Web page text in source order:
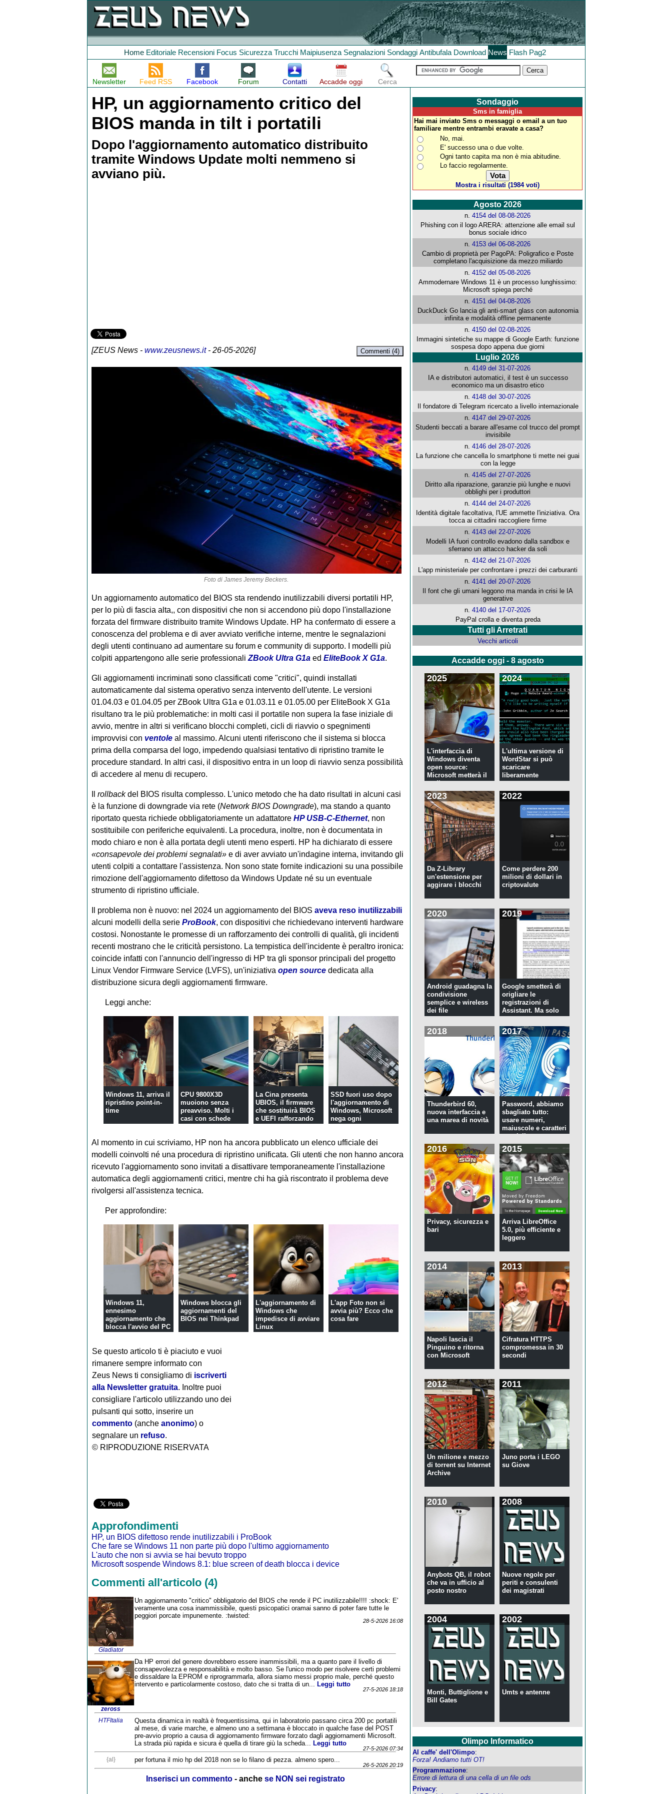
Home Editoriale Recensioni Focus Sicurezza Trucchi Maipiusenza Segnalazioni Sondaggi Antibufala Download News Flash Pag2
Newsletter Feed RSS Facebook Forum Contatti Accadde oggi Cerca
HP, un aggiornamento critico del
BIOS manda in tilt i portatili
Dopo l'aggiornamento automatico distribuito
tramite Windows Update molti nemmeno si
avviano più.
[ZEUS News- www.zeusnews.it- 26-05-2026] Commenti (4)
Foto di James Jeremy Beckers.
Un aggiornamento automatico del BIOS sta rendendo inutilizzabili diversi portatili HP,
per lo più di fascia alta,, con dispositivi che non si accendono più dopo l'installazione
forzata del firmware distribuito tramite Windows Update. HP ha confermato di essere a
conoscenza del problema e di aver avviato verifiche interne, mentre le segnalazioni
degli utenti continuano ad aumentare su forum e community di supporto. I modelli più
colpiti appartengono alle serie professionali ZBook Ultra G1aed EliteBook X G1a.
Gli aggiornamenti incriminati sono classificati come "critici", quindi installati
automaticamente dal sistema operativo senza intervento dell'utente. Le versioni
01.04.03 e 01.04.05 per ZBook Ultra G1a e 01.03.11 e 01.05.00 per EliteBook X G1a
risultano tra le più problematiche: in molti casi il portatile non supera la fase iniziale di
avvio, mentre in altri si verificano blocchi completi, cicli di riavvio o spegnimenti
improvvisi con ventoleal massimo. Alcuni utenti riferiscono che il sistema si blocca
prima della comparsa del logo, impedendo qualsiasi tentativo di ripristino tramite le
procedure standard. In altri casi, il dispositivo entra in un loop di riavvio senza possibilità
di accedere al menu di recupero.
rollbackdel BIOS risulta complesso. L'unico metodo che ha dato risultati in alcuni casi
è la funzione di downgrade via rete (Network BIOS Downgrade), ma stando a quanto
riportato questa richiede obbligatoriamente un adattatore HP USB‑C-Ethernet, non
sostituibile con periferiche equivalenti. La procedura, inoltre, non è documentata in
modo chiaro e non è alla portata degli utenti meno esperti. HP ha dichiarato di essere
«consapevole dei problemi segnalati»e di aver avviato un'indagine interna, invitando gli
utenti colpiti a contattare l'assistenza. Non sono state fornite indicazioni su una possibile
rimozione dell'aggiornamento difettoso da Windows Update né su un eventuale
strumento di ripristino ufficiale.
Il problema non è nuovo: nel 2024 un aggiornamento del BIOS aveva reso inutilizzabili
alcuni modelli della serie ProBook, con dispositivi che richiedevano interventi hardware
costosi. Nonostante le promesse di un rafforzamento dei controlli di qualità, gli incidenti
recenti mostrano che le criticità persistono. La tempistica dell'incidente è peraltro ironica:
coincide infatti con l'annuncio dell'ingresso di HP tra gli sponsor principali del progetto
Linux Vendor Firmware Service (LVFS), un'iniziativa open sourcededicata alla
distribuzione sicura degli aggiornamenti firmware.
Leggi anche:
Windows 11, arriva il
ripristino point-in-
time
CPU 9800X3D
muoiono senza
preavviso. Molti i
casi con schede
La Cina presenta
UBIOS, il firmware
che sostituirà BIOS
e UEFI rafforzando
SSD fuori uso dopo
l'aggiornamento di
Windows, Microsoft
nega ogni
Al momento in cui scriviamo, HP non ha ancora pubblicato un elenco ufficiale dei
modelli coinvolti né una procedura di ripristino unificata. Gli utenti che non hanno ancora
ricevuto l'aggiornamento sono invitati a disattivare temporaneamente l'installazione
automatica degli aggiornamenti critici, mentre chi ha già riscontrato il problema deve
rivolgersi all'assistenza tecnica.
Per approfondire:
Windows 11,
ennesimo
aggiornamento che
blocca l'avvio del PC
Windows blocca gli
aggiornamenti del
BIOS nei Thinkpad
L'aggiornamento di
Windows che
impedisce di avviare
Linux
L'app Foto non si
avvia più? Ecco che
cosa fare
Se questo articolo ti è piaciuto e vuoi
rimanere sempre informato con
Zeus News ti consigliamo di iscriverti
alla Newsletter gratuita. Inoltre puoi
consigliare l'articolo utilizzando uno dei
pulsanti qui sotto, inserire un
commento(anche anonimo) o
segnalare un refuso.
© RIPRODUZIONE RISERVATA
Approfondimenti
HP, un BIOS difettoso rende inutilizzabili i ProBook
Che fare se Windows 11 non parte più dopo l'ultimo aggiornamento
L'auto che non si avvia se hai bevuto troppo
Microsoft sospende Windows 8.1: blue screen of death blocca i device
Commenti all'articolo (4)
Gladiator
Un aggiornamento "critico" obbligatorio del BIOS che rende il PC inutilizzabile!!!! :shock: E'
veramente una cosa inammissibile, questi psicopatici oramai sanno di poter fare tutte le
peggiori porcate impunemente. :twisted:
28-5-2026 16:08
zeross
Da HP errori del genere dovrebbero essere inammissibili, ma a quanto pare il livello di
consapevolezza e responsabilità e molto basso. Se l'unico modo per risolvere certi problemi
e dissaldare la EPROM e riprogrammarla, allora siamo messi proprio male, perché questo
intervento e particolarmente costoso, dato che si tratta di un... Leggi tutto
27-5-2026 18:18
HTFItalia
Questa dinamica in realtà è frequentissima, qui in laboratorio passano circa 200 pc portatili
al mese, di varie marche, e almeno uno a settimana è bloccato in qualche fase del POST
pre-avvio proprio a causa di aggiornamento firmware forzato dagli aggiornamenti Microsoft.
La strada più rapida e sicura è quella di tirare giù la scheda... Leggi tutto
27-5-2026 07:34
{al} per fortuna il mio hp del 2018 non se lo filano di pezza. almeno spero...
26-5-2026 20:19
Inserisci un commento- anche se NON sei registrato
Sondaggio
Sms in famiglia
Hai mai inviato Sms o messaggi o email a un tuo
familiare mentre entrambi eravate a casa?
No, mai.
E' successo una o due volte.
Ogni tanto capita ma non è mia abitudine.
Lo faccio regolarmente.
Mostra i risultati (1984 voti)
Agosto 2026
n.4154 del 08-08-2026
Phishing con il logo ARERA: attenzione alle email sul
bonus sociale idrico
n.4153 del 06-08-2026
Cambio di proprietà per PagoPA: Poligrafico e Poste
completano l'acquisizione da mezzo miliardo
n.4152 del 05-08-2026
Ammodernare Windows 11 è un processo lunghissimo:
Microsoft spiega perché
n.4151 del 04-08-2026
DuckDuck Go lancia gli anti-smart glass con autonomia
infinita e modalità offline permanente
n.4150 del 02-08-2026
Immagini sintetiche su mappe di Google Earth: funzione
sospesa dopo appena due giorni
Luglio 2026
n.4149 del 31-07-2026
IA e distributori automatici, il test è un successo
economico ma un disastro etico
n.4148 del 30-07-2026
Il fondatore di Telegram ricercato a livello internazionale
n.4147 del 29-07-2026
Studenti beccati a barare all'esame col trucco del prompt
invisibile
n.4146 del 28-07-2026
La funzione che cancella lo smartphone ti mette nei guai
con la legge
n.4145 del 27-07-2026
Diritto alla riparazione, garanzie più lunghe e nuovi
obblighi per i produttori
n.4144 del 24-07-2026
Identità digitale facoltativa, l'UE ammette l'iniziativa. Ora
tocca ai cittadini raccogliere firme
n.4143 del 22-07-2026
Modelli IA fuori controllo evadono dalla sandbox e
sferrano un attacco hacker da soli
n.4142 del 21-07-2026
L'app ministeriale per confrontare i prezzi dei carburanti
n.4141 del 20-07-2026
Il font che gli umani leggono ma manda in crisi le IA
generative
n.4140 del 17-07-2026
PayPal crolla e diventa preda
Tutti gli Arretrati
Vecchi articoli
Accadde oggi - 8 agosto
2025
L'interfaccia di
Windows diventa
open source:
Microsoft metterà il
codi...
2024
L'ultima versione di
WordStar si può
scaricare
liberamente
2023
Da Z-Library
un'estensione per
aggirare i blocchi
2022
Come perdere 200
milioni di dollari in
criptovalute
2020
Android guadagna la
condivisione
semplice e wireless
dei file
2019
Google smetterà di
origliare le
registrazioni di
Assistant. Ma solo
per tre...
2018
Thunderbird 60,
nuova interfaccia e
una marea di novità
2017
Password, abbiamo
sbagliato tutto:
usare numeri,
maiuscole e caratteri
speciali ...
2016
Privacy, sicurezza e
bari
2015
Arriva LibreOffice
5.0, più efficiente e
leggero
2014
Napoli lascia il
Pinguino e ritorna
con Microsoft
2013
Cifratura HTTPS
compromessa in 30
secondi
2012
Un milione e mezzo
di torrent su Internet
Archive
2011
Juno porta i LEGO
su Giove
2010
Anybots QB, il robot
che va in ufficio al
posto nostro
2008
Nuove regole per
periti e consulenti
dei magistrati
2004
Monti, Buttiglione e
Bill Gates
2002
Umts e antenne
Olimpo Informatico
Al caffe' dell'Olimpo:
Forza! Andiamo tutti OT!
Programmazione:
Errore di lettura di una cella di un file ods
Privacy: